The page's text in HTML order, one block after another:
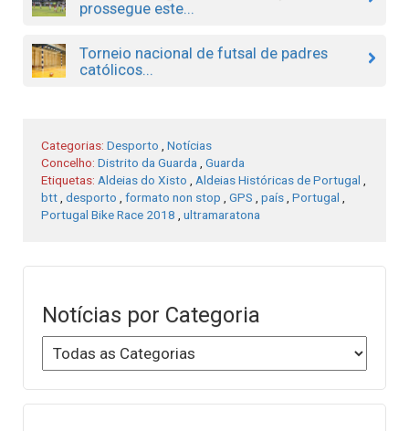
prossegue este...
Torneio nacional de futsal de padres
católicos...
Categorias: Desporto
Notícias
Concelho: Distrito da Guarda
Guarda
Etiquetas: Aldeias do Xisto Aldeias Históricas de Portugal
btt desporto formato non stop GPS país Portugal
Portugal Bike Race 2018
ultramaratona
Notícias por Categoria